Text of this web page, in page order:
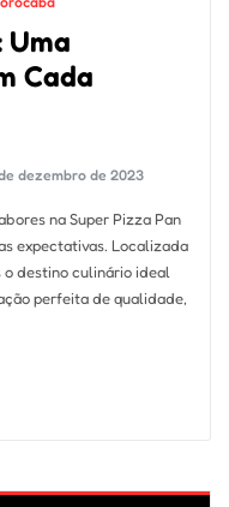
Uma
Cada
dezembro de 2023
na Super Pizza Pan
expectativas. Localizada
destino culinário ideal
perfeita de qualidade,